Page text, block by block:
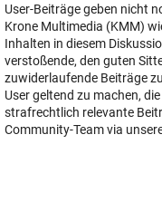
User-Beiträge geben nicht
Krone Multimedia (KMM)
Inhalten in diesem
verstoßende, den guten
zuwiderlaufende Beiträge
User geltend zu machen,
strafrechtlich relevante
Community-Team via